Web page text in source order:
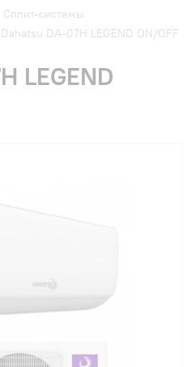
Сплит-системы
Dahatsu DA-07H LEGEND ON/OFF
LEGEND